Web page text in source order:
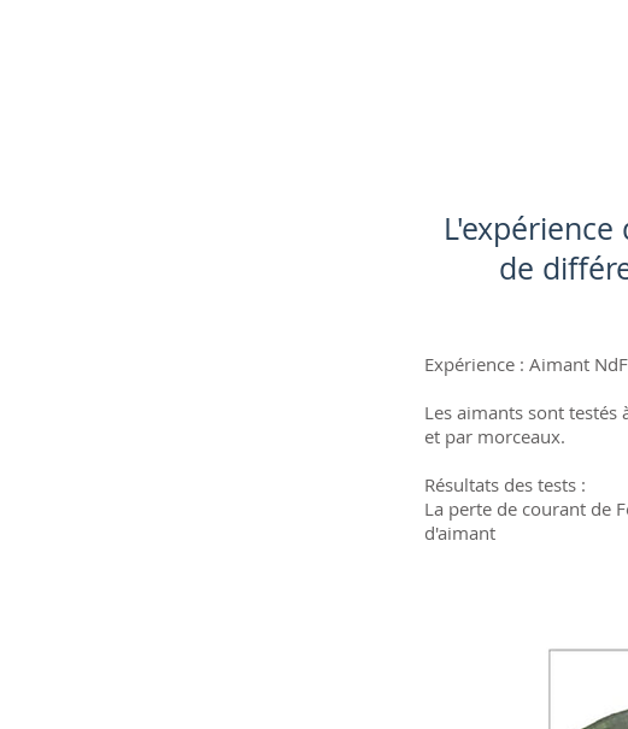
de
Expérience : Aimant
Les aimants sont
et par morceaux.
Résultats des tests :
La perte de courant de
d'aimant